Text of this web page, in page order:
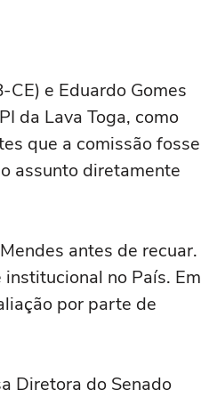
CE) e Eduardo Gomes
da Lava Toga, como
que a comissão fosse
assunto diretamente
antes de recuar.
no País. Em
por parte de
Diretora do Senado